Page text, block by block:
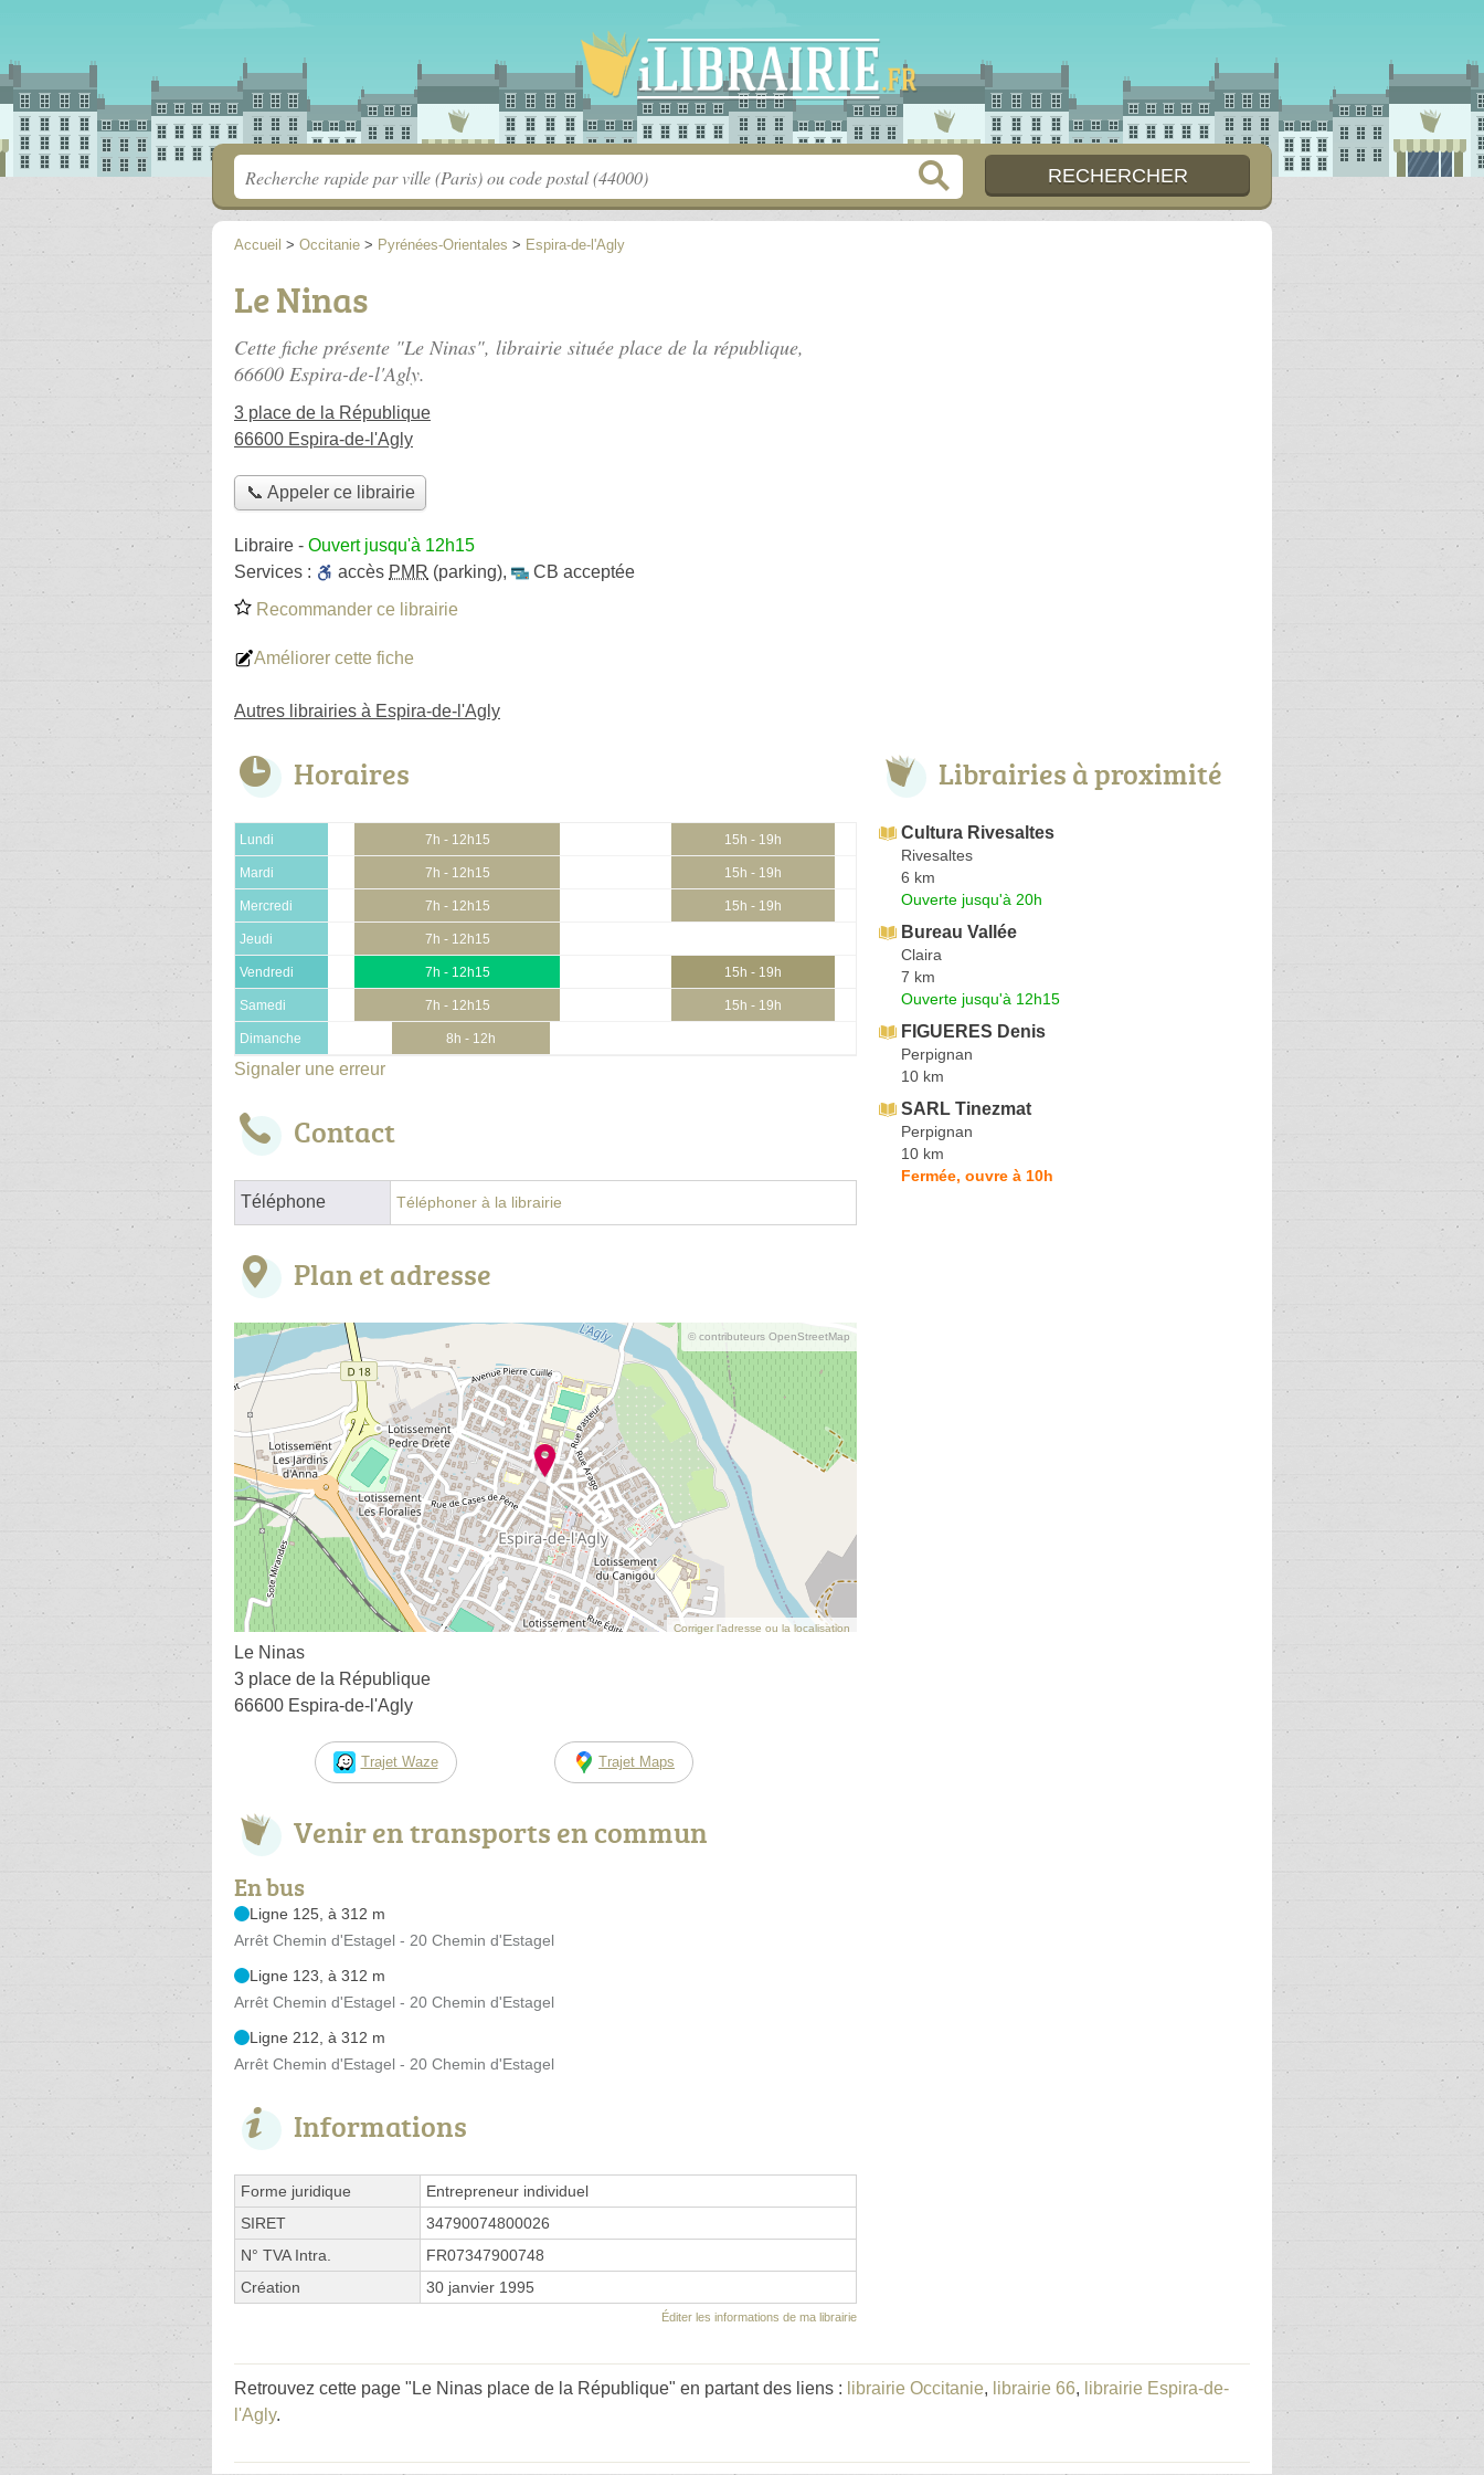
Accueil > Occitanie > Pyrénées-Orientales > Espira-de-l'Agly
Le Ninas
Cette fiche présente "Le Ninas", librairie située place de la république,
66600 Espira-de-l'Agly.
3 place de la République
66600 Espira-de-l'Agly
📞 Appeler ce librairie
Libraire - Ouvert jusqu'à 12h15
Services :
accès PMR (parking),
CB acceptée
Recommander ce librairie
Améliorer cette fiche
Autres librairies à Espira-de-l'Agly
Horaires
Lundi 7h - 12h15 15h - 19h
Mardi 7h - 12h15 15h - 19h
Mercredi 7h - 12h15 15h - 19h
Jeudi 7h - 12h15
Vendredi 7h - 12h15 15h - 19h
Samedi 7h - 12h15 15h - 19h
Dimanche 8h - 12h
Signaler une erreur
Contact
Téléphone Téléphoner à la librairie
Plan et adresse
© contributeurs OpenStreetMap
Corriger l’adresse ou la localisation
Le Ninas
3 place de la République
66600 Espira-de-l'Agly
Trajet Waze Trajet Maps
Venir en transports en commun
En bus
Ligne 125, à 312 m
Arrêt Chemin d'Estagel - 20 Chemin d'Estagel
Ligne 123, à 312 m
Arrêt Chemin d'Estagel - 20 Chemin d'Estagel
Ligne 212, à 312 m
Arrêt Chemin d'Estagel - 20 Chemin d'Estagel
Informations
Forme juridique
Entrepreneur individuel
SIRET
34790074800026
N° TVA Intra.
FR07347900748
Création
30 janvier 1995
Éditer les informations de ma librairie
Librairies à proximité
Cultura Rivesaltes
Rivesaltes
6 km
Ouverte jusqu'à 20h
Bureau Vallée
Claira
7 km
Ouverte jusqu'à 12h15
FIGUERES Denis
Perpignan
10 km
SARL Tinezmat
Perpignan
10 km
Fermée, ouvre à 10h
Retrouvez cette page "Le Ninas place de la République" en partant des liens : librairie Occitanie, librairie 66, librairie Espira-de-
l'Agly.